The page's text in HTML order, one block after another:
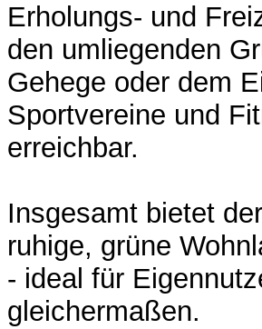
Erholungs- und
den umliegenden
Gehege oder dem
Sportvereine und
erreichbar.
Insgesamt bietet
ruhige, grüne
- ideal für
gleichermaßen.